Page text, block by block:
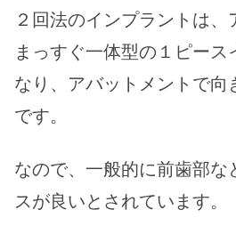
２回法のインプラントは
まっすぐ一体型の１ピー
なり、アバットメントで向
です。
なので、一般的に前歯部な
スが良いとされています。